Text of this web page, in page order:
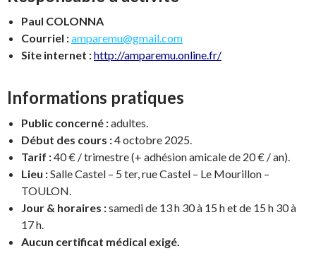
Paul COLONNA
Courriel :amparemu@gmail.com
Site internet :http://amparemu.online.fr/
Informations pratiques
Public concerné :adultes.
Début des cours :4 octobre 2025.
Tarif :40 € / trimestre (+ adhésion amicale de 20 € / an).
Lieu :Salle Castel – 5 ter, rue Castel – Le Mourillon –
TOULON.
Jour & horaires :samedi de 13 h 30 à 15 h et de 15 h 30 à
17 h.
Aucun certificat médical exigé.